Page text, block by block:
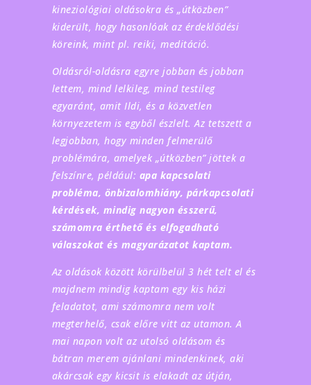
kineziológiai oldásokra és „útközben”
kiderült, hogy hasonlóak az érdeklődési
köreink, mint pl. reiki, meditáció.
Oldásról-oldásra egyre jobban és jobban
lettem, mind lelkileg, mind testileg
egyaránt, amit Ildi, és a közvetlen
környezetem is egyből észlelt. Az tetszett a
legjobban, hogy minden felmerülő
problémára, amelyek „útközben” jöttek a
felszínre, például: apa kapcsolati
probléma, önbizalomhiány, párkapcsolati
kérdések, mindig nagyon ésszerű,
számomra érthető és elfogadható
válaszokat és magyarázatot kaptam.
Az oldások között körülbelül 3 hét telt el és
majdnem mindig kaptam egy kis házi
feladatot, ami számomra nem volt
megterhelő, csak előre vitt az utamon. A
mai napon volt az utolsó oldásom és
bátran merem ajánlani mindenkinek, aki
akárcsak egy kicsit is elakadt az útján,